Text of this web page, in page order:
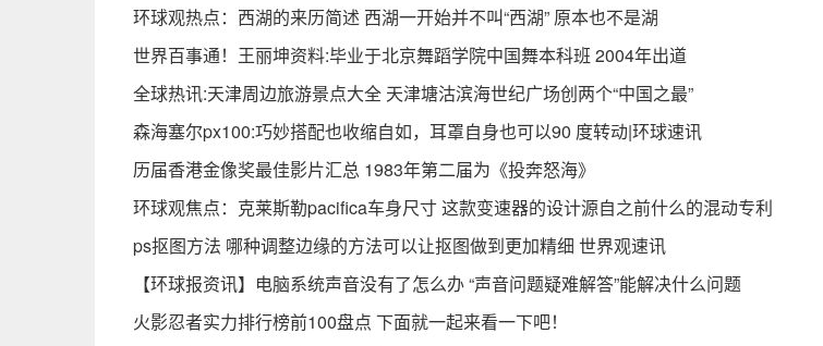
环球观热点：西湖的来历简述 西湖一开始并不叫“西湖” 原本也不是湖
世界百事通！王丽坤资料:毕业于北京舞蹈学院中国舞本科班 2004年出道
全球热讯:天津周边旅游景点大全 天津塘沽滨海世纪广场创两个“中国之最”
森海塞尔px100:巧妙搭配也收缩自如，耳罩自身也可以90 度转动|环球速讯
历届香港金像奖最佳影片汇总 1983年第二届为《投奔怒海》
环球观焦点：克莱斯勒pacifica车身尺寸 这款变速器的设计源自之前什么的混动专利
ps抠图方法 哪种调整边缘的方法可以让抠图做到更加精细 世界观速讯
【环球报资讯】电脑系统声音没有了怎么办 “声音问题疑难解答”能解决什么问题
火影忍者实力排行榜前100盘点 下面就一起来看一下吧！